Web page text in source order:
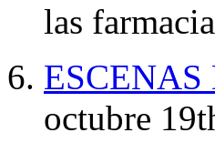
las
octubre